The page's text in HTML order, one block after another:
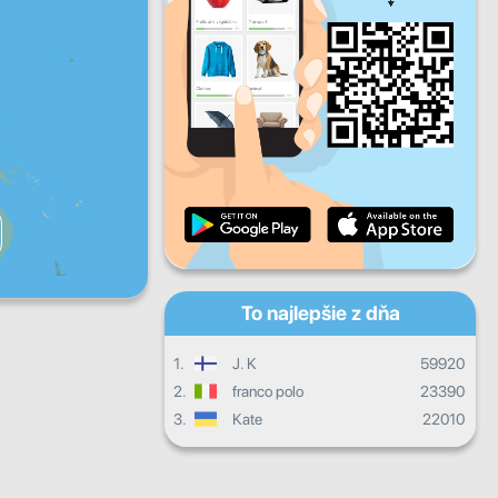
So Ne
Denný pokrok
Mesačný pokrok
Celkový postup
To najlepšie z dňa
1. J. K
59920
2.
franco polo
23390
3.
Kate 22010